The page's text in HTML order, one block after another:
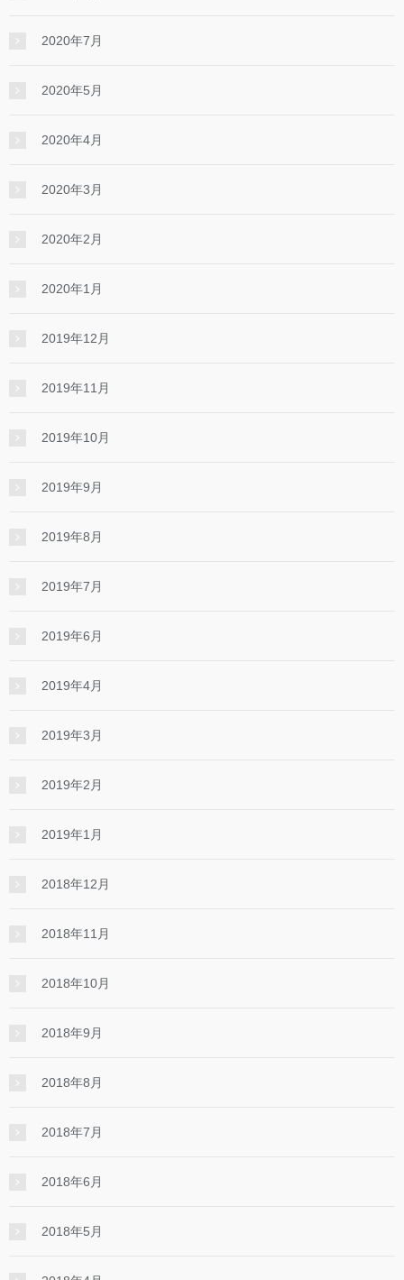
2020年7月
2020年5月
2020年4月
2020年3月
2020年2月
2020年1月
2019年12月
2019年11月
2019年10月
2019年9月
2019年8月
2019年7月
2019年6月
2019年4月
2019年3月
2019年2月
2019年1月
2018年12月
2018年11月
2018年10月
2018年9月
2018年8月
2018年7月
2018年6月
2018年5月